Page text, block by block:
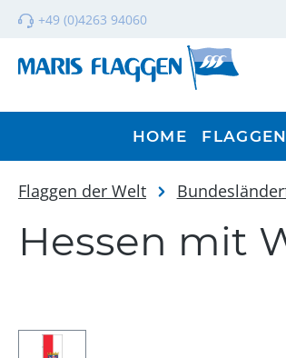
Hauptinhalt springen
Zur Suche springen
Zur Hauptnavigation springen
+49 (0)4263 94060
HOME
Flaggen der Welt
Hessen mit
Bildergalerie überspringen